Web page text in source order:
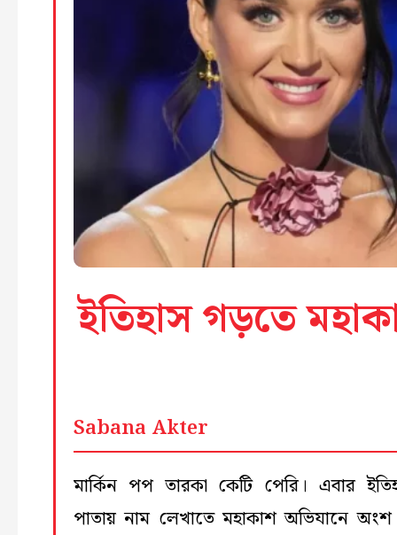
ইতিহাস গড়তে
Sabana Akter
মার্কিন পপ তারকা কেটি পেরি। এবার
পাতায় নাম লেখাতে মহাকাশ অভিযানে অংশ